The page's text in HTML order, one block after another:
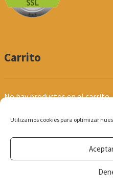
Utilizamos cookies para optimizar
Carrito
No hay productos en el carrito.
© Produpel | Productos de